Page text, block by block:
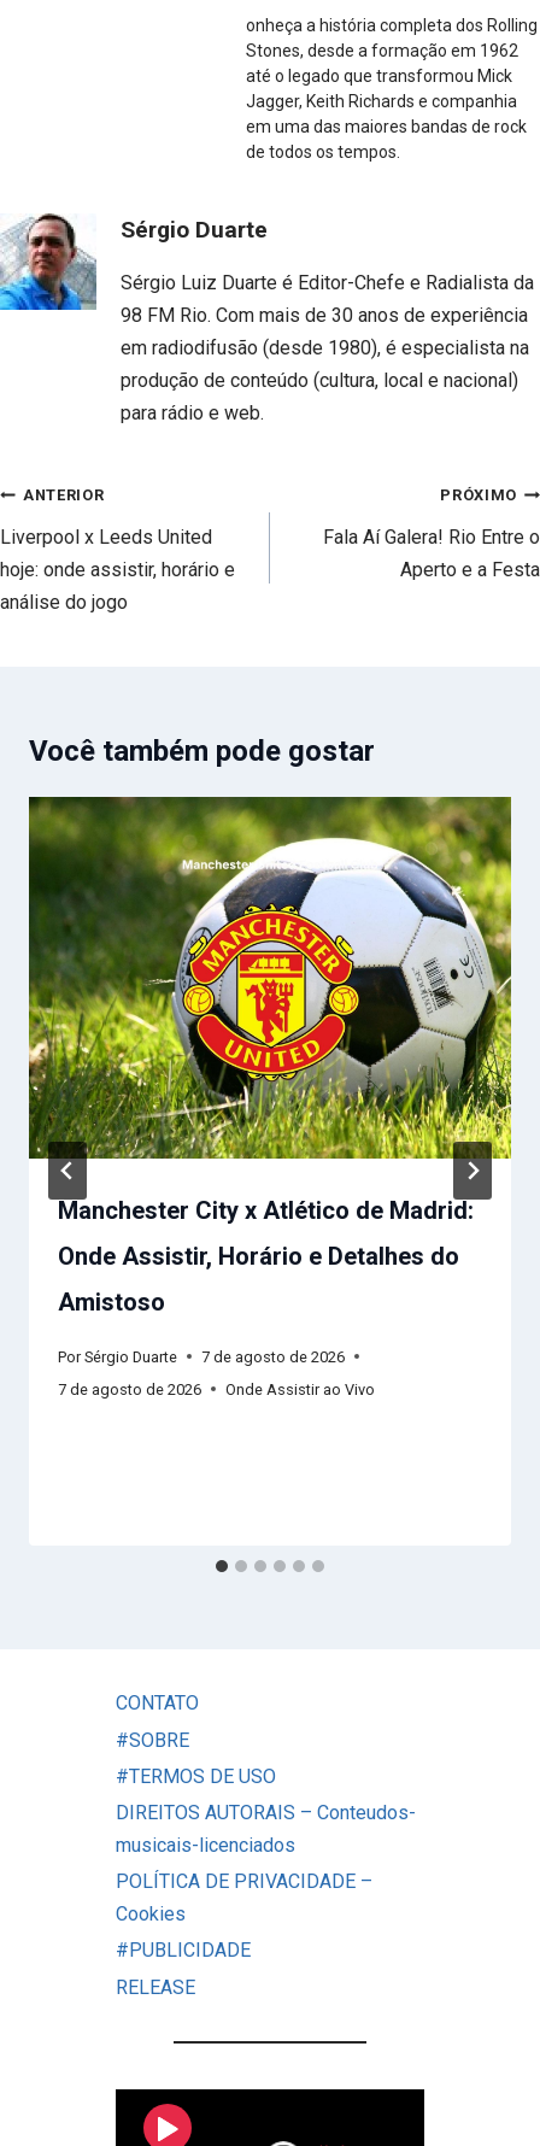
onheça a história completa dos Rolling
Stones, desde a formação em 1962
até o legado que transformou Mick
Jagger, Keith Richards e companhia
em uma das maiores bandas de rock
de todos os tempos.
Sérgio Duarte
Sérgio Luiz Duarte é Editor-Chefe e Radialista da
98 FM Rio. Com mais de 30 anos de experiência
em radiodifusão (desde 1980), é especialista na
produção de conteúdo (cultura, local e nacional)
para rádio e web.
Navegação
de
Post
ANTERIOR
Liverpool x Leeds United
hoje: onde assistir, horário e
análise do jogo
PRÓXIMO
Fala Aí Galera! Rio Entre o
Aperto e a Festa
Você também pode gostar
Manchester City x Atlético de Madrid:
Onde Assistir, Horário e Detalhes do
Amistoso
Por Sérgio Duarte
7 de agosto de 2026
7 de agosto de 2026
Onde Assistir ao Vivo
CONTATO
#SOBRE
#TERMOS DE USO
DIREITOS AUTORAIS – Conteudos-
musicais-licenciados
POLÍTICA DE PRIVACIDADE –
Cookies
#PUBLICIDADE
RELEASE